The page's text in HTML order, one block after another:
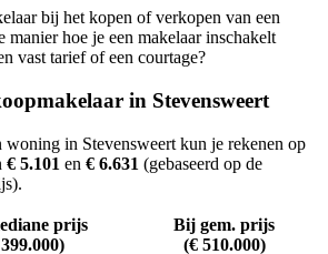
bij het kopen of verkopen van een
hoe je een makelaar inschakelt
vast tarief of een courtage?
in Stevensweert
in Stevensweert kun je rekenen op
€ 5.101 en € 6.631 (gebaseerd op de
prijs
Bij gem. prijs
(€ 510.000)